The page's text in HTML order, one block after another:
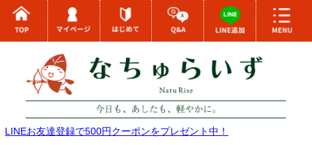
LINEお友達登録で500円クーポンをプレゼント中！